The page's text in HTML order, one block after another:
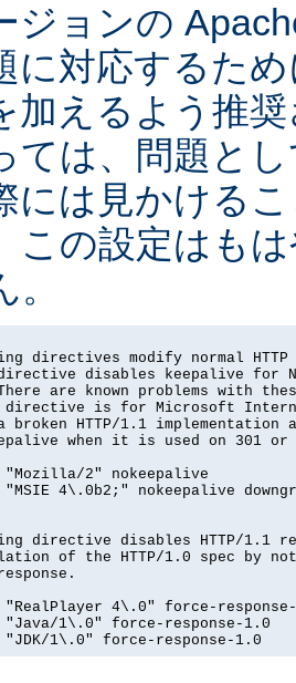
ジョンの
に対応するた
加えるよう推
ては、問題と
には見かける
この設定はも
directives modify normal HTTP
disables keepalive for
are known problems with
directive is for Microsoft
broken HTTP/1.1 implementation
when it is used on 301
"Mozilla/2" nokeepalive
"MSIE 4\.0b2;" nokeepalive
directive disables HTTP/1.1
of the HTTP/1.0 spec by
"RealPlayer 4\.0" force-
"Java/1\.0" force-response-1.0
"JDK/1\.0" force-response-1.0